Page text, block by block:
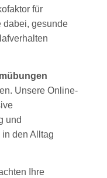
für
dabei, gesunde
Unsere Online-
und
den Alltag
Ihre